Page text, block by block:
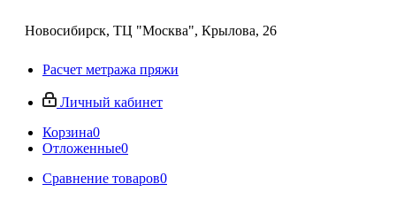
Новосибирск, ТЦ "Москва", Крылова, 26
Расчет метража пряжи
Личный кабинет
Корзина0
Отложенные0
Сравнение товаров0